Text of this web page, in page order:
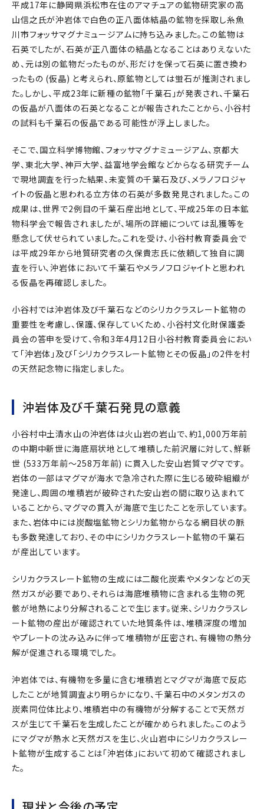
平成17年に静岡県浜松市在住のアマチュアの鉱物研究家の高
山信之氏が沖岩体で白色の正八面体結晶の鉱物を採取し糸魚
川市フォッサマグナミュージアムに持ち込みました。この鉱物は
石英でしたが、石英が正八面体の結晶となることはありえないた
め、元は別の鉱物だったものが、形だけを保って石英に置き換わ
ったもの (仮晶) と考えられ、原鉱物としては蛍石が推測されまし
た。しかし、平成23年に新種の鉱物「千葉石」が発表され、千葉石
の仮晶が八面体の石英となることが報告されたことから、小谷村
の試料も千葉石の仮晶である可能性が浮上しました。
そこで、国立科学博物館、フォッサマグナミュージアム、京都大
学、東北大学、神戸大学、益富地学会館などからなる研究チーム
で現地調査を行った結果、未変質の千葉石及び、メラノフロジャ
イトの仮晶と思われる立方体の石英が多数発見されました。この
成果は、世界で2例目の千葉石産出地として、平成25年の日本鉱
物科学会で報告されましたが、場所の詳細については乱獲等を
懸念して伏せられていました。これを受け、小谷村教育委員会で
は平成29年から地質研究者の久保貴志氏に依頼して独自に調
査を行い、沖岩体において千葉石やメラノフロジャイトと思われ
る仮晶を再確認しました。
小谷村では沖岩体及び千葉石などのシリカクラスレート鉱物の
重要性を考慮し、保護、保存していくため、小谷村文化財保護委
員会の答申を受けて、令和3年4月12日小谷村教育委員会におい
て「沖岩体」及び「シリカクラスレート鉱物とその仮晶」の2件を村
の天然記念物に指定しました。
沖岩体及び千葉石発見の意義
小谷村中土清水山の沖岩体は火山岩の岩山で、約1,000万年前
の中期中新世に海底扇状地として堆積した前沢層に対して、鮮新
世 (533万年前～258万年前) に貫入した安山岩質マグマです。
岩体の一部はマグマが海水で急冷された際に生じる破砕組織が
発達し、周囲の堆積岩が破砕された安山岩の間に取り込まれて
いることから、マグマの貫入が海底で生じたことを示しています。
また、岩体中には炭酸塩鉱物とシリカ鉱物からなる網目状の脈
も多数発達しており、その中にシリカクラスレート鉱物の千葉石
が産出しています。
シリカクラスレート鉱物の生成には二酸化炭素やメタンなどの天
然ガスが必要であり、それらは海底堆積物に含まれる生物の死
骸が地熱により分解されることで生じます。従来、シリカクラスレ
ート鉱物の産出が確認されていた地質条件は、堆積深度の増加
やプレートの沈み込みに伴って堆積物が圧密され、有機物の熱分
解が促進される環境でした。
沖岩体では、有機物を多量に含む堆積岩とマグマが海底で反応
したことが地質調査より明らかになり、千葉石中のメタンガスの
炭素同位体比より、堆積岩中の有機物が分解することで天然ガ
スが生じて千葉石を生成したことが確かめられました。このよう
にマグマが熱水と天然ガスを生じ、火山岩中にシリカクラスレー
ト鉱物が生成することは「沖岩体」において初めて確認されまし
た。